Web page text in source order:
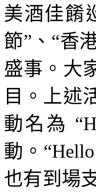
美酒佳餚
節”、“香
盛事。大
目。上述
動名為
動。
也有到場